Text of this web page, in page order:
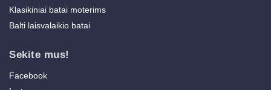
Klasikiniai batai moterims
Balti laisvalaikio batai
Sekite mus!
Facebook